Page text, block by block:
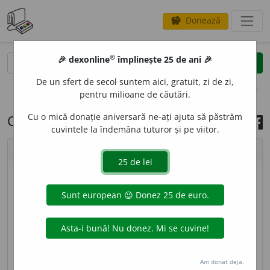
savings Donează
opțiuni
Cuvântul zilei, 11 iunie 2022
© imagine Ștefania
rtă sf[At:DN3/Pl:~te/E: fr jubarte
Cetaceu din mările arctice.
🎉 dexonline® împlinește 25 de ani 🎉
De un sfert de secol suntem aici, gratuit, zi de zi,
pentru milioane de căutări.
Cu o mică donație aniversară ne-ați ajuta să păstrăm
cuvintele la îndemâna tuturor și pe viitor.
Am donat deja.